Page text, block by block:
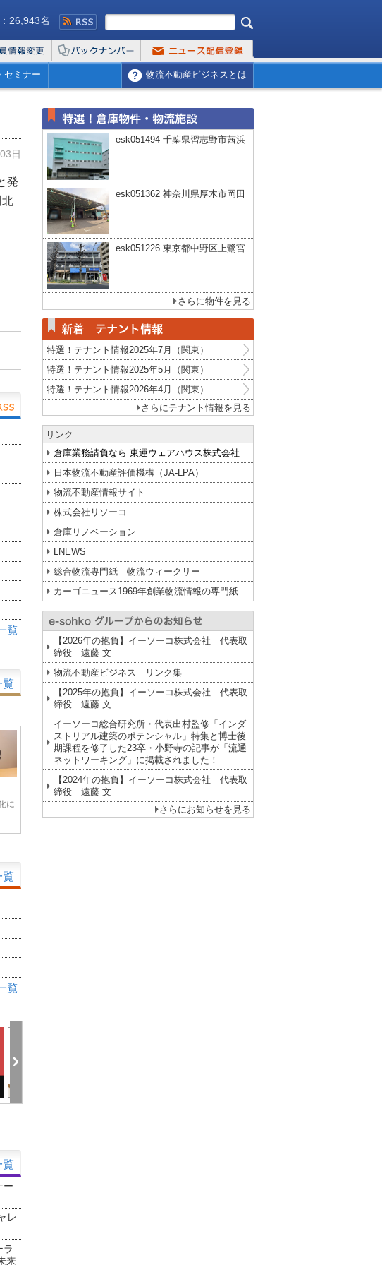
26,943名
セミナー 物流不動産ビジネスとは
日
発
北
覧
覧
に
覧
覧
覧
ー
レ
ラ
来
esk051494 千葉県習志野市茜浜
esk051362 神奈川県厚木市岡田
esk051226 東京都中野区上鷺宮
さらに物件を見る
特選！テナント情報2025年7月（関東）
特選！テナント情報2025年5月（関東）
特選！テナント情報2026年4月（関東）
さらにテナント情報を見る
リンク
倉庫業務請負なら 東運ウェアハウス株式会社
日本物流不動産評価機構（JA-LPA）
物流不動産情報サイト
株式会社リソーコ
倉庫リノベーション
LNEWS
総合物流専門紙 物流ウィークリー
カーゴニュース1969年創業物流情報の専門紙
【2026年の抱負】イーソーコ株式会社 代表取
締役 遠藤 文
物流不動産ビジネス リンク集
【2025年の抱負】イーソーコ株式会社 代表取
締役 遠藤 文
イーソーコ総合研究所・代表出村監修「インダ
ストリアル建築のポテンシャル」特集と博士後
期課程を修了した23卒・小野寺の記事が「流通
ネットワーキング」に掲載されました！
【2024年の抱負】イーソーコ株式会社 代表取
締役 遠藤 文
さらにお知らせを見る